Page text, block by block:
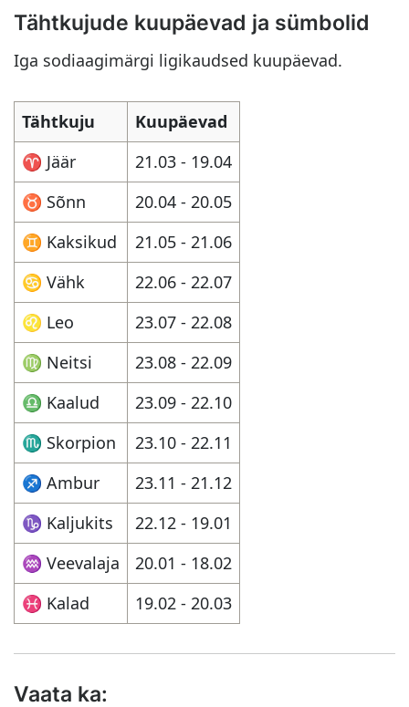
Tähtkujude kuupäevad ja sümbolid
Iga sodiaagimärgi ligikaudsed kuupäevad.
Tähtkuju
Kuupäevad
♈︎ Jäär
21.03 - 19.04
♉︎ Sõnn
20.04 - 20.05
♊︎ Kaksikud
21.05 - 21.06
♋︎ Vähk
22.06 - 22.07
♌︎ Leo
23.07 - 22.08
♍︎ Neitsi
23.08 - 22.09
♎︎ Kaalud
23.09 - 22.10
♏︎ Skorpion
23.10 - 22.11
♐︎ Ambur
23.11 - 21.12
♑︎ Kaljukits
22.12 - 19.01
♒︎ Veevalaja
20.01 - 18.02
♓︎ Kalad
19.02 - 20.03
Vaata ka: